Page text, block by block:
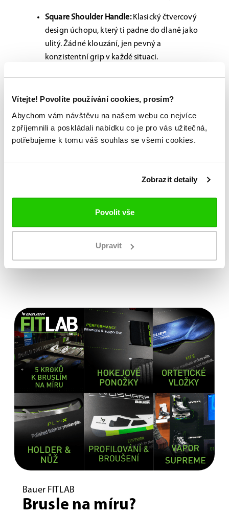
Vítejte! Povolíte používání cookies, prosím?
Abychom vám návštěvu na našem webu co nejvíce
zpříjemnili a poskládali nabídku co je pro vás užitečná,
potřebujeme k tomu váš souhlas se všemi cookies.
Zobrazit detaily
Povolit vše
Upravit
Square Shoulder Handle:Klasický čtvercový
design úchopu, který ti padne do dlaně jako
ulitý. Žádné klouzání, jen pevný a
konzistentní grip v každé situaci.
Expancel® Blade:Ultralehká čepel, která
dál snižuje vibrace při každém zákroku nebo
rozehrávce.
Rounded Toe:Zaoblená špička čepele není
jedné z prodejen
Originální zboží s garancí záruky přímo
Bauer FITLAB
Brusle na míru?